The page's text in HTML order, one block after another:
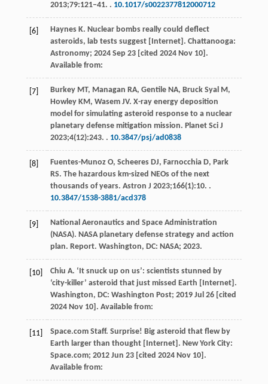
2013;79:121‒41. . 10.1017/s0022377812000712
[6] Haynes K. Nuclear bombs really could deflect
asteroids, lab tests suggest [Internet]. Chattanooga:
Astronomy; 2024Sep 23 [cited 2024 Nov 10].
Available from:
[7] Burkey MT, Managan RA, Gentile NA, Bruck Syal M,
Howley KM, Wasem JV. X-ray energy deposition
model for simulating asteroid response to a nuclear
planetary defense mitigation mission. Planet Sci J
2023;4(12):243. . 10.3847/psj/ad0838
[8] Fuentes-Munoz O, Scheeres DJ, Farnocchia D, Park
RS. The hazardous km-sized NEOs of the next
thousands of years. Astron J 2023;166(1):10. .
10.3847/1538-3881/acd378
[9]
National Aeronautics and Space Administration
(NASA). NASA planetary defense strategy and action
plan. Report. Washington, DC: NASA; 2023.
[10] Chiu A. ‘It snuck up on us’: scientists stunned by
‘city-killer’ asteroid that just missed Earth [Internet].
Washington, DC: Washington Post; 2019Jul 26 [cited
2024 Nov 10]. Available from:
[11]
Space.com Staff. Surprise! Big asteroid that flew by
Earth larger than thought [Internet]. New York City:
Space.com; 2012Jun 23 [cited 2024 Nov 10].
Available from: